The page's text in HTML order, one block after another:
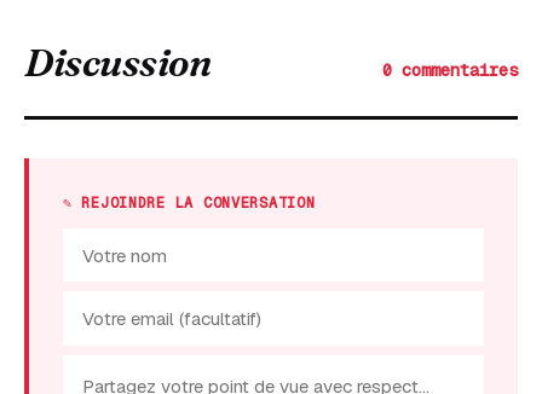
Discussion 0 commentaires
✎ REJOINDRE LA CONVERSATION